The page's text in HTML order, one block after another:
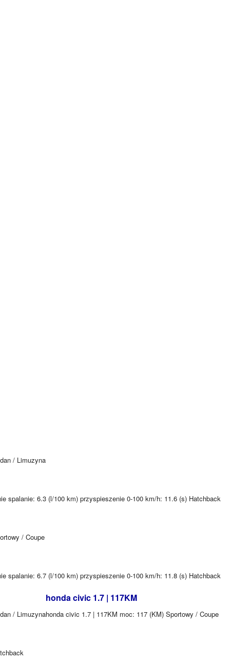
/ Limuzyna
spalanie: 6.3 (l/100 km) przyspieszenie 0-100 km/h: 11.6 (s) Hatchback
/ Coupe
spalanie: 6.7 (l/100 km) przyspieszenie 0-100 km/h: 11.8 (s) Hatchback
/ Limuzyna
honda civic 1.7 | 117KM
honda civic 1.7 | 117KM moc: 117 (KM) Sportowy / Coupe